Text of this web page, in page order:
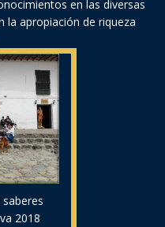
en las diversas
la apropiación de riqueza
2018